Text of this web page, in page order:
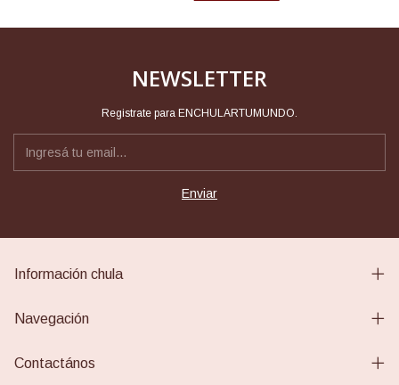
NEWSLETTER
Registrate para ENCHULARTUMUNDO.
Información chula
Navegación
Contactános